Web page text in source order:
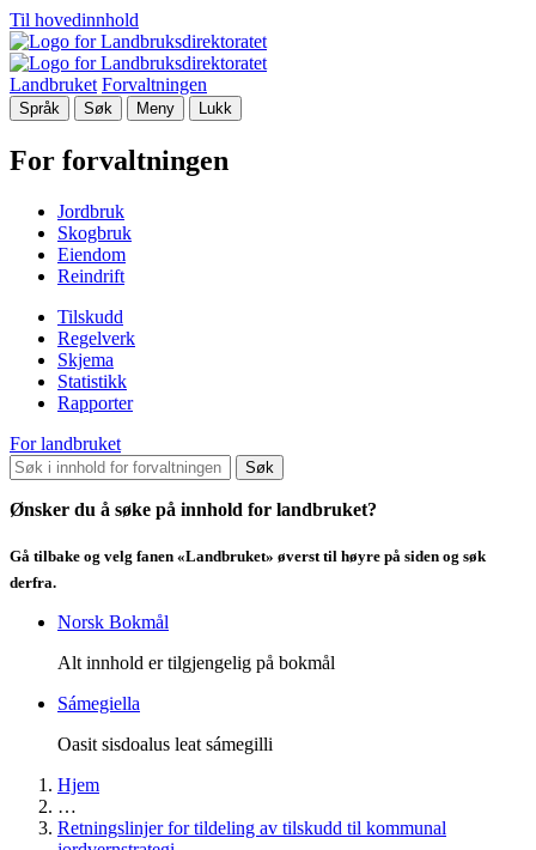
Til hovedinnhold
Landbruket Forvaltningen
Språk Søk Meny Lukk
For forvaltningen
Jordbruk
Skogbruk
Eiendom
Reindrift
Tilskudd
Regelverk
Skjema
Statistikk
Rapporter
For landbruket
Søk
Ønsker du å søke på innhold for landbruket?
Gå tilbake og velg fanen «Landbruket» øverst til høyre på siden og søk
derfra.
Norsk Bokmål
Alt innhold er tilgjengelig på bokmål
Sámegiella
Oasit sisdoalus leat sámegilli
Hjem
…
Retningslinjer for tildeling av tilskudd til kommunal